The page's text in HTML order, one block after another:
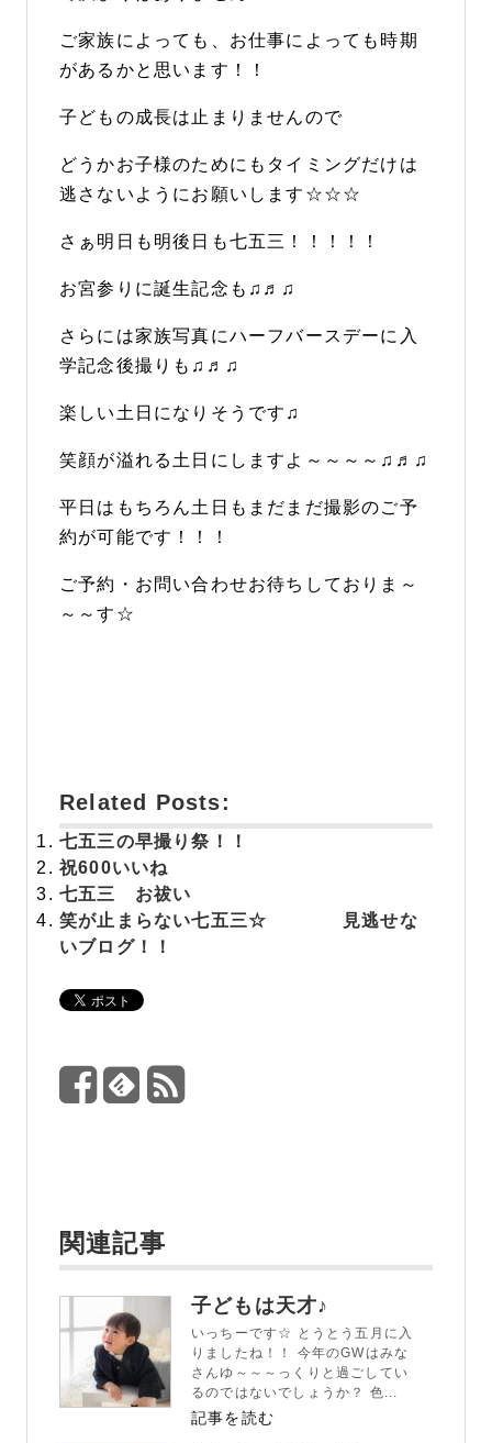
ご家族によっても、お仕事によっても時期
があるかと思います！！
子どもの成長は止まりませんので
どうかお子様のためにもタイミングだけは
逃さないようにお願いします☆☆☆
さぁ明日も明後日も七五三！！！！！
お宮参りに誕生記念も♫♬♫
さらには家族写真にハーフバースデーに入
学記念後撮りも♫♬♫
楽しい土日になりそうです♫
笑顔が溢れる土日にしますよ～～～～♫♬♫
平日はもちろん土日もまだまだ撮影のご予
約が可能です！！！
ご予約・お問い合わせお待ちしておりま～
～～す☆
Related Posts:
七五三の早撮り祭！！
祝600いいね
七五三 お祓い
笑が止まらない七五三☆ 見逃せな
いブログ！！
関連記事
子どもは天才♪
いっちーです☆ とうとう五月に入
りましたね！！ 今年のGWはみな
さんゆ～～～っくりと過ごしてい
るのではないでしょうか？ 色...
記事を読む